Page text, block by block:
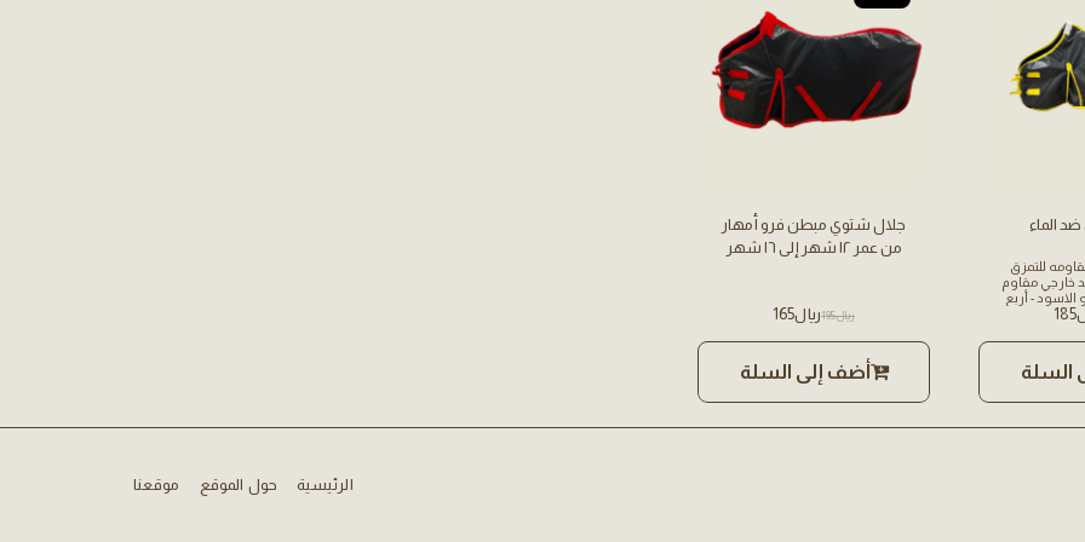
الماء
للتمزق
خارجي مقاوم
الاسود - أربع
قويه - سهل الفك
مع صهوة
بعدة ألوان
لراحه الخيل
185
السلة
جلال شتوي مبطن فرو أمهار
من عمر ١٢ شهر إلى ١٦ شهر
﷼195﷼165
أضف إلى السلة
الرئيسية حول الموقع موقعنا